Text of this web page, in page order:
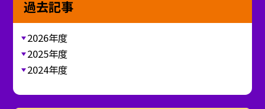
過去記事
2026年度
2025年度
2024年度